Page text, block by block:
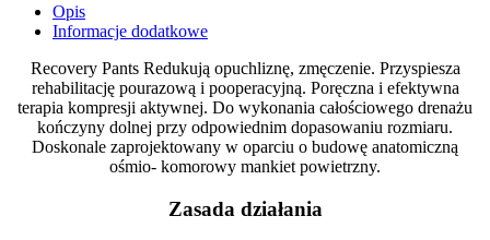
Opis
Informacje dodatkowe
Recovery Pants Redukują opuchliznę, zmęczenie. Przyspiesza
rehabilitację pourazową i pooperacyjną. Poręczna i efektywna
terapia kompresji aktywnej. Do wykonania całościowego drenażu
kończyny dolnej przy odpowiednim dopasowaniu rozmiaru.
Doskonale zaprojektowany w oparciu o budowę anatomiczną
ośmio- komorowy mankiet powietrzny.
Zasada działania